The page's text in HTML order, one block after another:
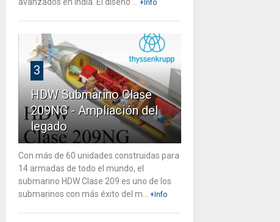
+Info
3
HDW Submarino Clase
209NG - Ampliación del
legado
Con más de 60 unidades construidas para
14 armadas de todo el mundo, el
submarino HDW Clase 209 es uno de los
submarinos con más éxito del m...
+Info